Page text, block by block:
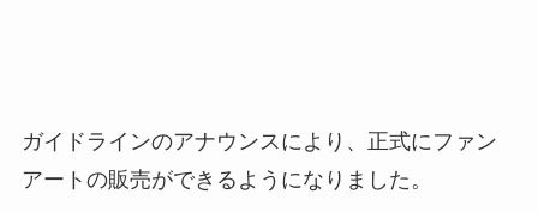
ガイドラインのアナウンスにより、正式にファン
アートの販売ができるようになりました。